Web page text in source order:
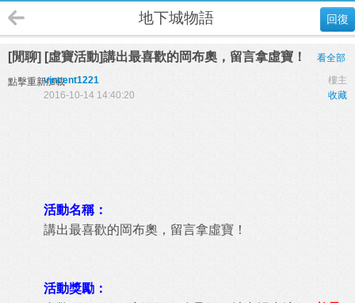
回復
地下城物語
[閒聊] [虛寶活動]講出最喜歡的岡布奧，留言拿虛寶！ 看全部
點擊重新加載 樓主
vincent1221
收藏
2016-10-14 14:40:20
活動名稱：
講出最喜歡的岡布奧，留言拿虛寶！
活動獎勵：